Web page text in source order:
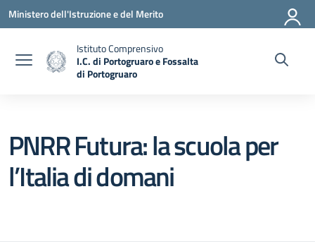
Vai ai contenuti
Vai al menu di navigazione
Vai al footer
Ministero dell'Istruzione e del Merito
Istituto Comprensivo
I.C. di Portogruaro e Fossalta
di Portogruaro
PNRR Futura: la scuola per
l’Italia di domani